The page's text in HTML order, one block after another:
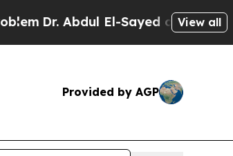
Dr. Abdul El-Sayed on HistoricView all
Provided by AGP